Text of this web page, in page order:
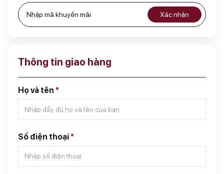
Xác nhận
Thông tin giao hàng
Họ và tên *
Số điện thoại *